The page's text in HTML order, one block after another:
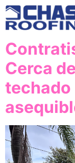
contenido
Cerca
techado